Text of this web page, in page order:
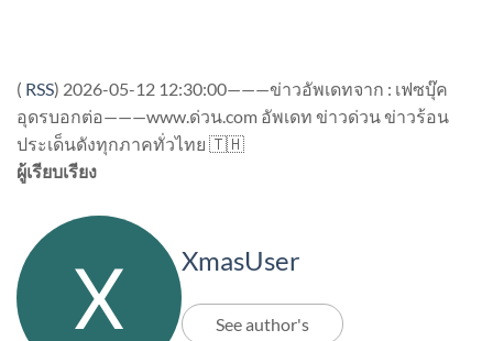
( RSS) 2026-05-12 12:30:00———ข่าวอัพเดทจาก : เฟซบุ๊ค
อุดรบอกต่อ———www.ด่วน.com อัพเดท ข่าวด่วน ข่าวร้อน
ประเด็นดังทุกภาคทั่วไทย 🇹🇭
ผู้เรียบเรียง
XmasUser
See author's